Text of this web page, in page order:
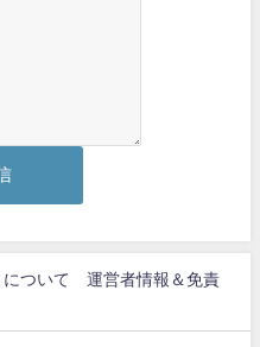
ついて 運営者情報＆免責